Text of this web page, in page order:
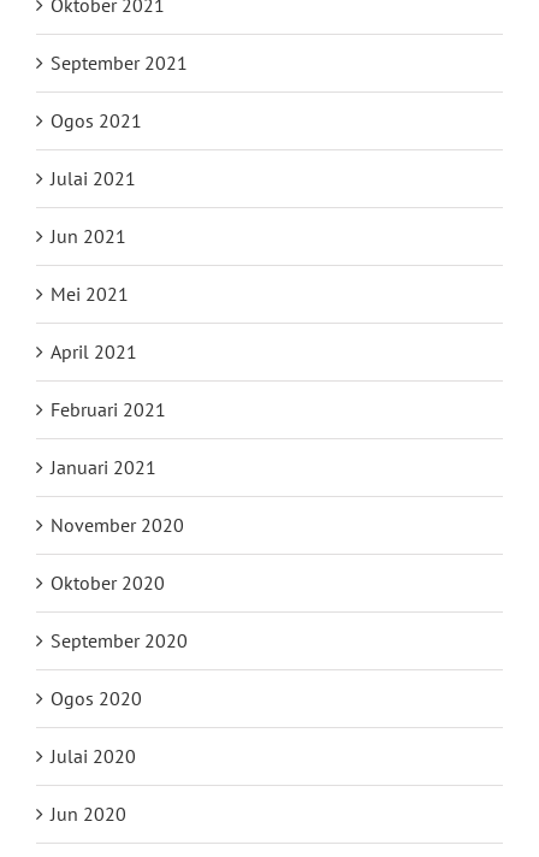
September 2021
Ogos 2021
Julai 2021
Jun 2021
Mei 2021
April 2021
Februari 2021
Januari 2021
November 2020
Oktober 2020
September 2020
Ogos 2020
Julai 2020
Jun 2020